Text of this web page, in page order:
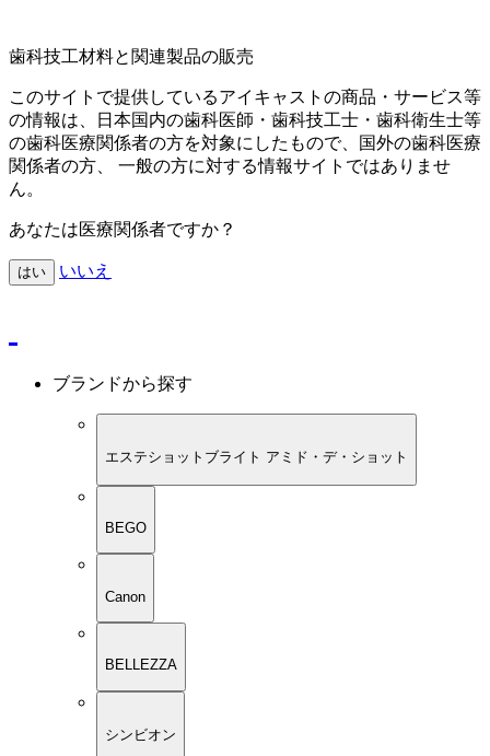
歯科技工材料と関連製品の販売
このサイトで提供しているアイキャストの商品・サービス等
の情報は、日本国内の歯科医師・歯科技工士・歯科衛生士等
の歯科医療関係者の方を対象にしたもので、国外の歯科医療
関係者の方、 一般の方に対する情報サイトではありませ
ん。
あなたは医療関係者ですか？
はい いいえ
ブランドから探す
エステショットブライト アミド・デ・ショット
BEGO
Canon
BELLEZZA
シンビオン